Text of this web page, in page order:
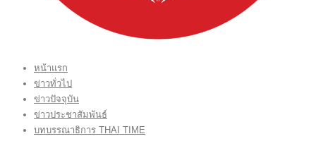
หน้าแรก
ข่าวทั่วไป
ข่าวปัจจุบัน
ข่าวประชาสัมพันธ์
บทบรรณาธิการ THAI TIME